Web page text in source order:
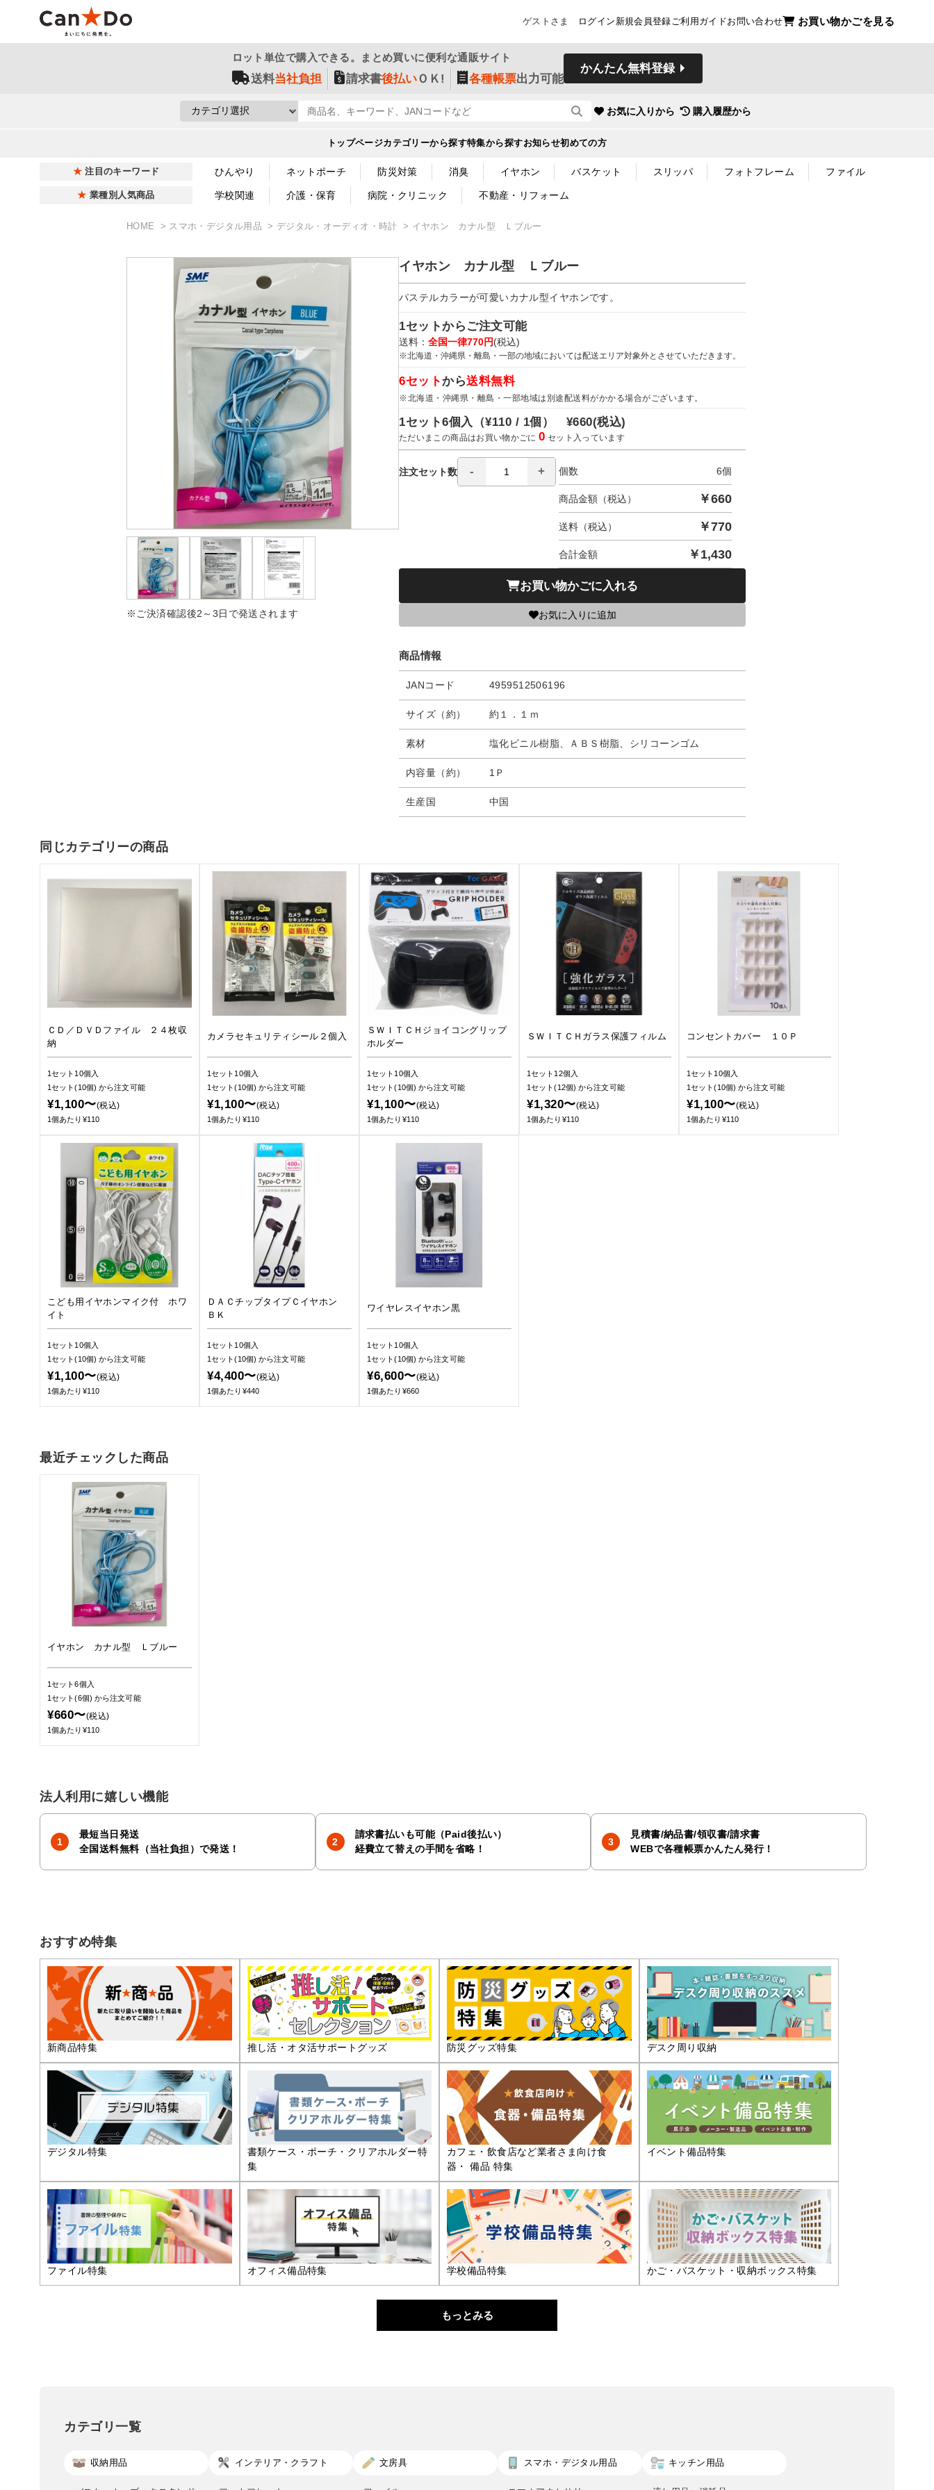
ゲストさま ログイン 新規会員登録ご利用ガイドお問い合わせ お買い物かごを見る
ロット単位で購入できる。まとめ買いに便利な通販サイト
送料当社負担 請求書後払いＯＫ! 各種帳票出力可能
かんたん無料登録
お気に入りから 購入履歴から
トップページカテゴリーから探す特集から探すお知らせ初めての方
注目のキーワード ひんやり ネットポーチ 防災対策 消臭 イヤホン バスケット スリッパ フォトフレーム ファイル
業種別人気商品 学校関連 介護・保育 病院・クリニック 不動産・リフォーム
HOME スマホ・デジタル用品 デジタル・オーディオ・時計 イヤホン カナル型 Ｌブルー
※ご決済確認後2～3日で発送されます
イヤホン カナル型 Ｌブルー
パステルカラーが可愛いカナル型イヤホンです。
1セットからご注文可能
送料： 全国一律770円(税込)
※北海道・沖縄県・離島・一部の地域においては配送エリア対象外とさせていただきます。
6セットから送料無料
※北海道・沖縄県・離島・一部地域は別途配送料がかかる場合がございます。
1セット6個入（¥110 / 1個） ¥660(税込)
ただいまこの商品はお買い物かごに0 セット入っています
注文セット数 個数 6個
商品金額（税込） ￥660
送料（税込） ￥770
合計金額 ￥ 1,430
お買い物かごに入れる
お気に入りに追加
商品情報
JANコード 4959512506196
サイズ（約） 約１．１ｍ
素材 塩化ビニル樹脂、ＡＢＳ樹脂、シリコーンゴム
内容量（約） 1Ｐ
生産国 中国
同じカテゴリーの商品
ＣＤ／ＤＶＤファイル ２４枚収
納
1セット10個入
1セット(10個)から注文可能
¥1,100〜(税込)
1個あたり¥110
カメラセキュリティシール２個入
1セット10個入
1セット(10個)から注文可能
¥1,100〜(税込)
1個あたり¥110
ＳＷＩＴＣＨジョイコングリップ
ホルダー
1セット10個入
1セット(10個)から注文可能
¥1,100〜(税込)
1個あたり¥110
ＳＷＩＴＣＨガラス保護フィルム
1セット12個入
1セット(12個)から注文可能
¥1,320〜(税込)
1個あたり¥110
コンセントカバー １０Ｐ
1セット10個入
1セット(10個)から注文可能
¥1,100〜(税込)
1個あたり¥110
こども用イヤホンマイク付 ホワ
イト
1セット10個入
1セット(10個)から注文可能
¥1,100〜(税込)
1個あたり¥110
ＤＡＣチップタイプＣイヤホン
ＢＫ
1セット10個入
1セット(10個)から注文可能
¥4,400〜(税込)
1個あたり¥440
ワイヤレスイヤホン黒
1セット10個入
1セット(10個)から注文可能
¥6,600〜(税込)
1個あたり¥660
最近チェックした商品
イヤホン カナル型 Ｌブルー
1セット6個入
1セット(6個) から注文可能
¥660〜(税込)
1個あたり¥110
法人利用に嬉しい機能
最短当日発送
全国送料無料（当社負担）で発送！
請求書払いも可能（Paid後払い）
経費立て替えの手間を省略！
見積書/納品書/領収書/請求書
WEBで各種帳票かんたん発行！
おすすめ特集
新商品特集 推し活・オタ活サポートグッズ 防災グッズ特集 デスク周り収納
デジタル特集
書類ケース・ポーチ・クリアホルダー特
集
カフェ・飲食店など業者さま向け食
器・ 備品 特集
イベント備品特集
ファイル特集 オフィス備品特集 学校備品特集 かご・バスケット・収納ボックス特集
もっとみる
カテゴリ一覧
収納用品 インテリア・クラフト 文房具 スマホ・デジタル用品 キッチン用品